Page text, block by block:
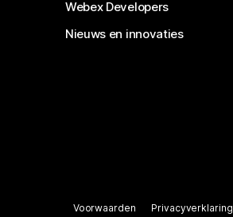
Webex Developers
Nieuws en innovaties
Voorwaarden Privacyverklaring